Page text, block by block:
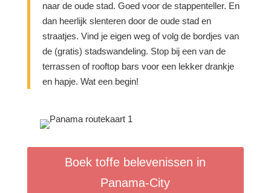
naar de oude stad. Goed voor de stappenteller. En
dan heerlijk slenteren door de oude stad en
straatjes. Vind je eigen weg of volg de bordjes van
de (gratis) stadswandeling. Stop bij een van de
terrassen of rooftop bars voor een lekker drankje
en hapje. Wat een begin!
Boek toffe belevenissen in
Panama-City